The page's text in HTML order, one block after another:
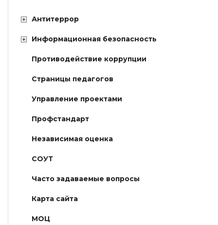
Антитеррор
Информационная безопасность
Противодействие коррупции
Страницы педагогов
Управление проектами
Профстандарт
Независимая оценка
СОУТ
Часто задаваемые вопросы
Карта сайта
МОЦ